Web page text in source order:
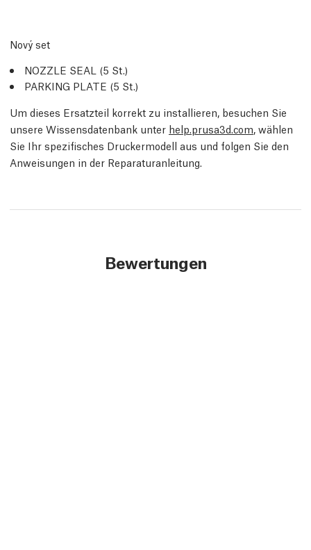
Nový set
NOZZLE SEAL (5 St.)
PARKING PLATE (5 St.)
Um dieses Ersatzteil korrekt zu installieren, besuchen Sie
unsere Wissensdatenbank unter help.prusa3d.com, wählen
Sie Ihr spezifisches Druckermodell aus und folgen Sie den
Anweisungen in der Reparaturanleitung.
Bewertungen